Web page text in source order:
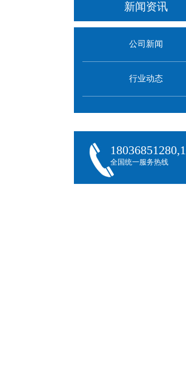
新闻资讯
公司新闻
行业动态
全国统一服务热线